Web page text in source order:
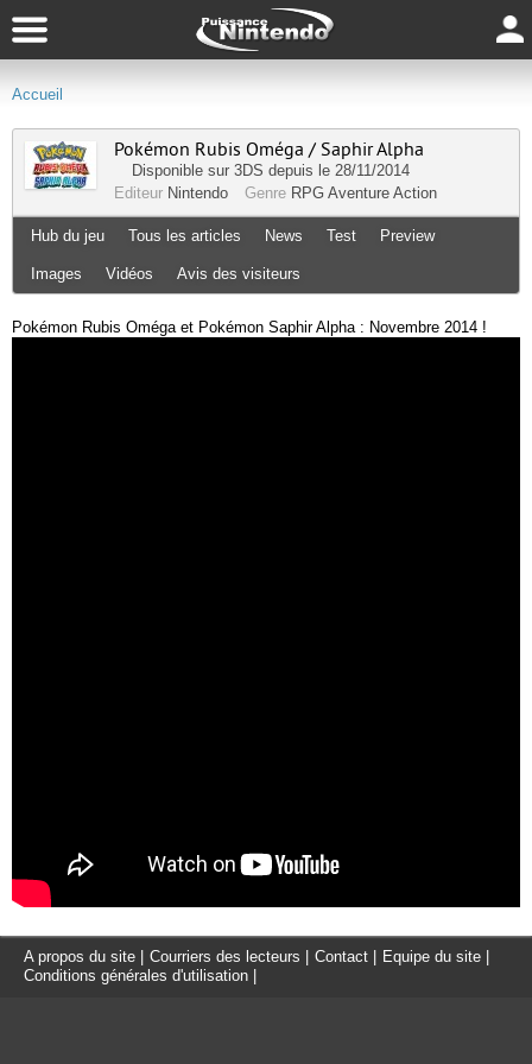
Accueil
Pokémon Rubis Oméga / Saphir Alpha
Disponible sur 3DS depuis le 28/11/2014
Editeur Nintendo Genre RPG Aventure Action
Hub du jeu Tous les articles News Test Preview
Images Vidéos Avis des visiteurs
Pokémon Rubis Oméga et Pokémon Saphir Alpha : Novembre 2014 !
A propos du site Courriers des lecteurs Contact Equipe du site
Conditions générales d'utilisation